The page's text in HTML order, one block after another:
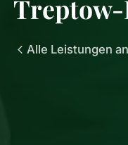
Alle Leistungen